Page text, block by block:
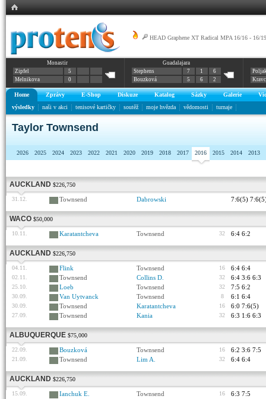
HEAD Graphene XT Radical MPA 16/16 - 16/19
Prestige MID
Monastir
Zipfel
5
Melnikova
0
Guadalajara
Stephens
7 1
6
Bouzková
5 6 2
Home Zprávy E-Shop Diskuze Katalog Sázky Galerie
výsledky
naši v akci tenisové kartičky soutěž moje hvězda vědomosti turnaje
Taylor Townsend
2026 2025 2024 2023 2022 2021 2020 2019 2018 2017 2016 2015 2014 2013
AUCKLAND $226,750
31.12. Townsend Dabrowski 7:6(5)
WACO $50,000
10.11. Karatantcheva Townsend 32 6:4 6:2
AUCKLAND $226,750
04.11. Flink Townsend 16 6:4 6:4
02.11. Townsend Collins D. 32 6:4 3:6 6:3
25.10. Loeb Townsend 32 7:5 6:2
30.09. Van Uytvanck Townsend 8 6:1 6:4
30.09. Townsend Karatantcheva 16 6:0 7:6(5)
27.09. Townsend Kania 32 6:3 1:6 6:3
ALBUQUERQUE $75,000
22.09. Bouzková Townsend 16 6:2 3:6 7:5
21.09. Townsend Lim A. 32 6:4 6:4
AUCKLAND $226,750
15.09. Ianchuk E. Townsend 16 6:3 7:5